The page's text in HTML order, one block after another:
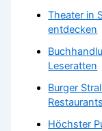
Theater in
entdecken
Leseratten
Burger
Restaurants
Höchster